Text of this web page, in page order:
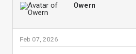
Owern
Feb 07, 2026